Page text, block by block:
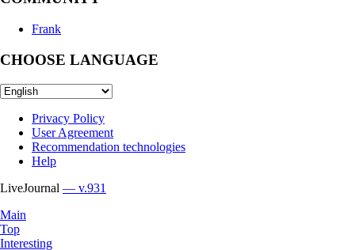
Frank
CHOOSE LANGUAGE
Privacy Policy
User Agreement
Recommendation technologies
Help
LiveJournal — v.931
Main
Top
Interesting